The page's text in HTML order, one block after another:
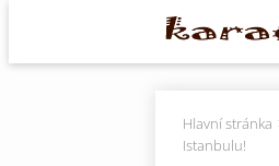
Hlavní stránka
Istanbulu!